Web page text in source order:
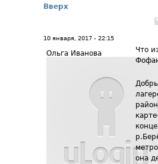
Вверх
10 января, 2017 - 22:15
Ольга Иванова
Что
она